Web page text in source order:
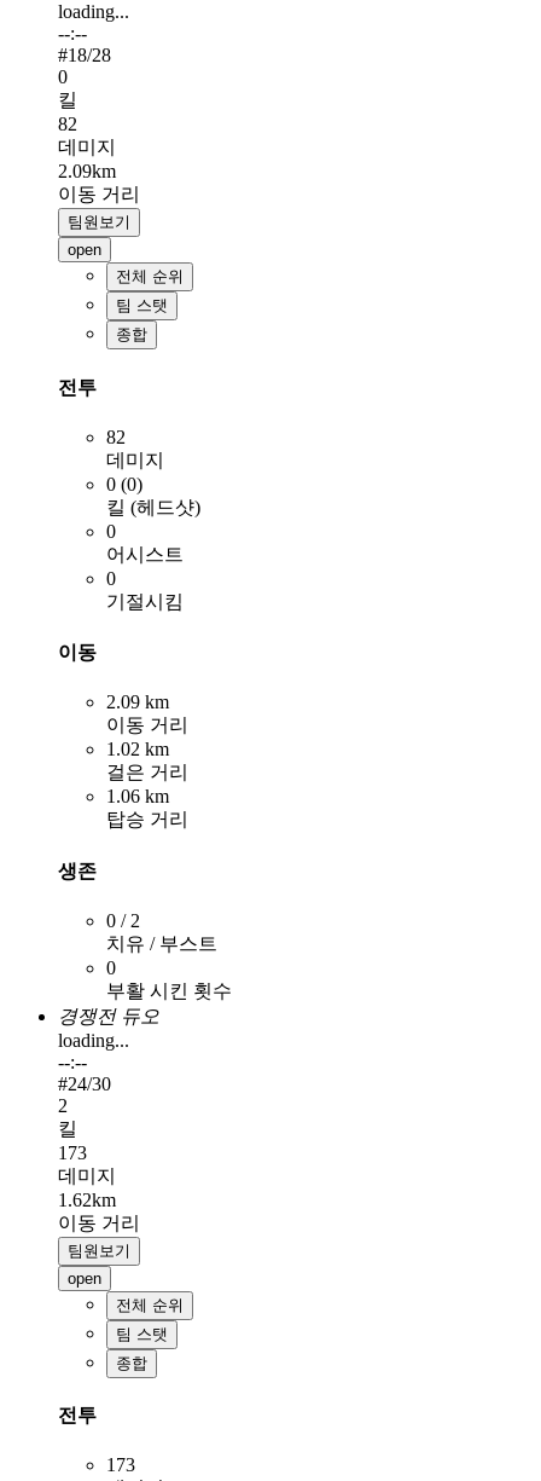
loading...
--:--
#18/28
0
킬
82
데미지
2.09km
이동 거리
팀원보기
open
전체 순위
팀 스탯
종합
전투
82
데미지
0 (0)
킬 (헤드샷)
0
어시스트
0
기절시킴
이동
2.09 km
이동 거리
1.02 km
걸은 거리
1.06 km
탑승 거리
생존
0 / 2
치유 / 부스트
0
부활 시킨 횟수
경쟁전 듀오
loading...
--:--
#24/30
2
킬
173
데미지
1.62km
이동 거리
팀원보기
open
전체 순위
팀 스탯
종합
전투
173